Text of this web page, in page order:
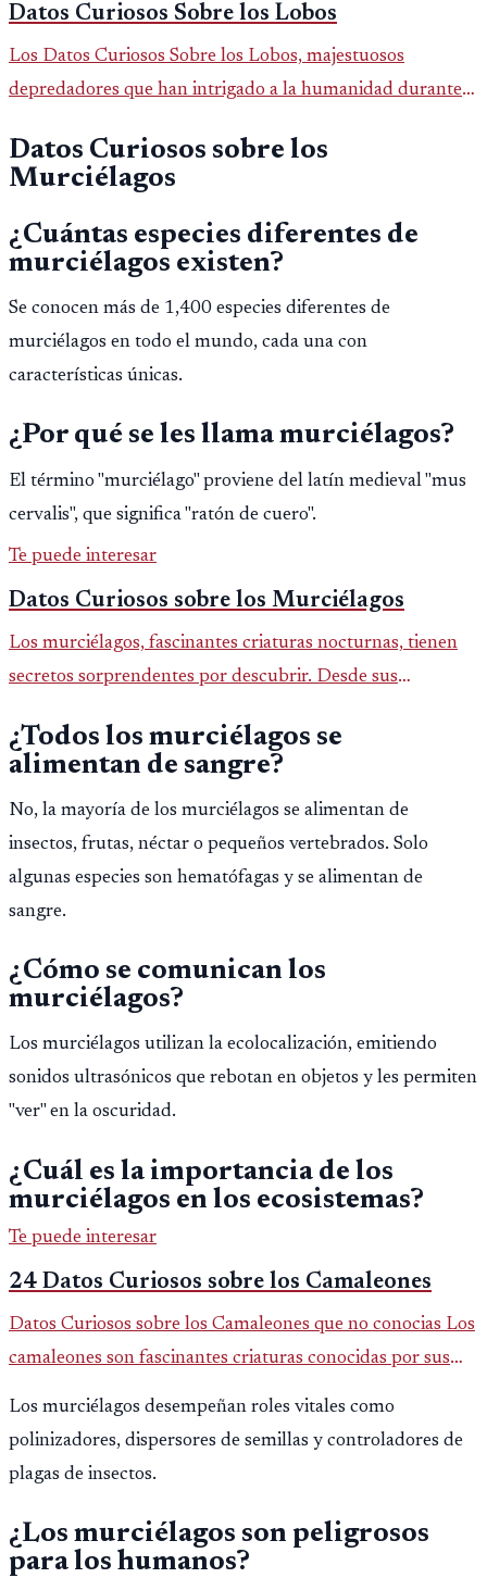
Datos Curiosos Sobre los Lobos
Los Datos Curiosos Sobre los Lobos, majestuosos
depredadores que han intrigado a la humanidad durante
más fascinantes.
Datos Curiosos sobre los
Murciélagos
¿Cuántas especies diferentes de
murciélagos existen?
Se conocen más de 1,400 especies diferentes de
murciélagos en todo el mundo, cada una con
características únicas.
¿Por qué se les llama murciélagos?
El término "murciélago" proviene del latín medieval "mus
cervalis", que significa "ratón de cuero".
Te puede interesar
Datos Curiosos sobre los Murciélagos
Los murciélagos, fascinantes criaturas nocturnas, tienen
secretos sorprendentes por descubrir. Desde sus
artículo te llevará
¿Todos los murciélagos se
alimentan de sangre?
No, la mayoría de los murciélagos se alimentan de
insectos, frutas, néctar o pequeños vertebrados. Solo
algunas especies son hematófagas y se alimentan de
sangre.
¿Cómo se comunican los
murciélagos?
Los murciélagos utilizan la ecolocalización, emitiendo
sonidos ultrasónicos que rebotan en objetos y les permiten
"ver" en la oscuridad.
¿Cuál es la importancia de los
murciélagos en los ecosistemas?
Te puede interesar
24 Datos Curiosos sobre los Camaleones
Datos Curiosos sobre los Camaleones que no conocias Los
camaleones son fascinantes criaturas conocidas por sus
Los murciélagos desempeñan roles vitales como
polinizadores, dispersores de semillas y controladores de
plagas de insectos.
¿Los murciélagos son peligrosos
para los humanos?